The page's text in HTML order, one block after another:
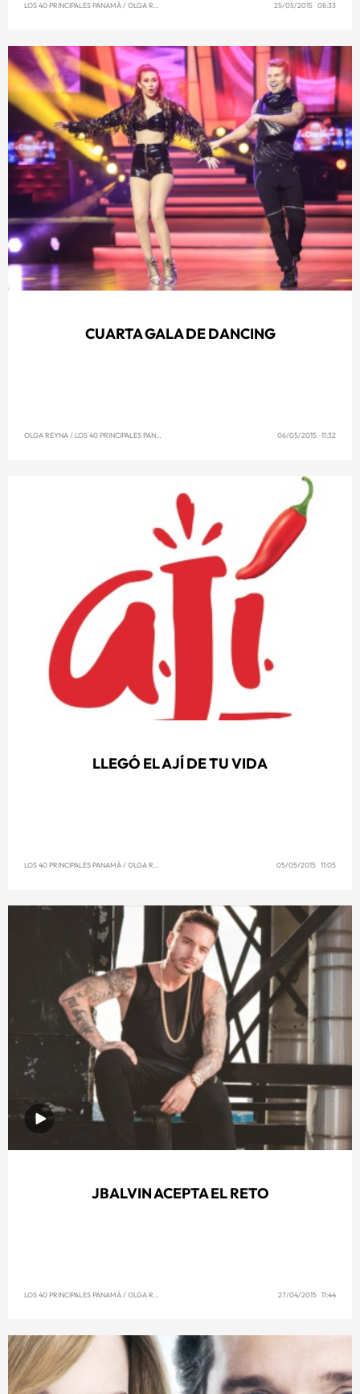
LOS 40 PRINCIPALES PANAMÁ/ OLGA REYNA 25/05/2015 08:33
CUARTA GALA DE DANCING
OLGA REYNA/ LOS 40 PRINCIPALES PANAMÁ 06/05/2015 11:32
LLEGÓ EL AJÍ DE TU VIDA
LOS 40 PRINCIPALES PANAMÁ/ OLGA REYNA 05/05/2015 11:05
JBALVIN ACEPTA EL RETO
LOS 40 PRINCIPALES PANAMÁ/ OLGA REYNA 27/04/2015 11:44